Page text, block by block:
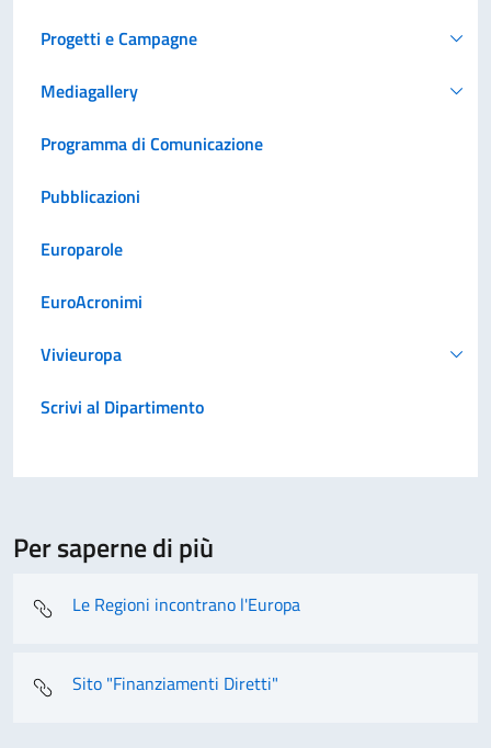
Progetti e Campagne
Mediagallery
Programma di Comunicazione
Pubblicazioni
Europarole
EuroAcronimi
Vivieuropa
Scrivi al Dipartimento
Per saperne di più
Le Regioni incontrano l'Europa
Sito "Finanziamenti Diretti"